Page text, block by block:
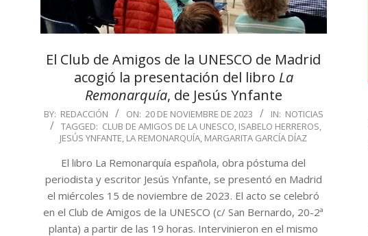
El Club de Amigos de la UNESCO de Madrid
acogió la presentación del libro La
Remonarquía, de Jesús Ynfante
2023-
11-
BY: REDACCIÓN ON: 20 DE NOVIEMBRE DE 2023 IN: NOTICIAS
TAGGED: CLUB DE AMIGOS DE LA UNESCO ISABELO HERREROS
JESÚS YNFANTE LA REMONARQUÍA MARGARITA GARCÍA DÍAZ
El libro La Remonarquía española, obra póstuma del
periodista y escritor Jesús Ynfante, se presentó en Madrid
el miércoles 15 de noviembre de 2023. El acto se celebró
en el Club de Amigos de la UNESCO (c/ San Bernardo, 20-2ª
planta) a partir de las 19 horas. Intervinieron en el mismo